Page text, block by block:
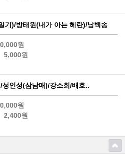
기)/방태원(내가 아는 혜란)/남백송
원
5,000원
성인성(삼남매)/강소희/배호..
원
2,400원